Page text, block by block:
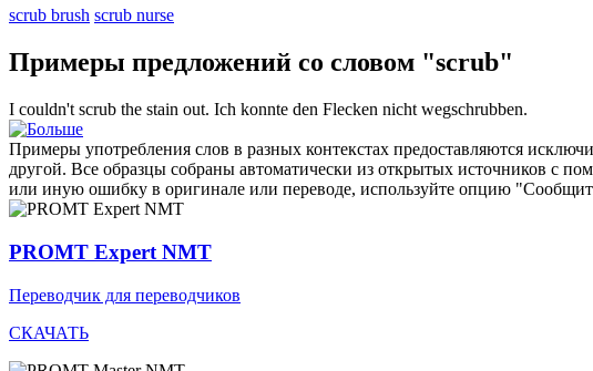
scrub brush scrub nurse
Примеры предложений со словом "scrub"
I couldn't scrub the stain out. Ich konnte den Flecken nicht wegschrubben.
Примеры употребления слов в разных контекстах предоставляются
другой. Все образцы собраны автоматически из открытых источников с
или иную ошибку в оригинале или переводе, используйте опцию
PROMT Expert NMT
Переводчик для переводчиков
СКАЧАТЬ